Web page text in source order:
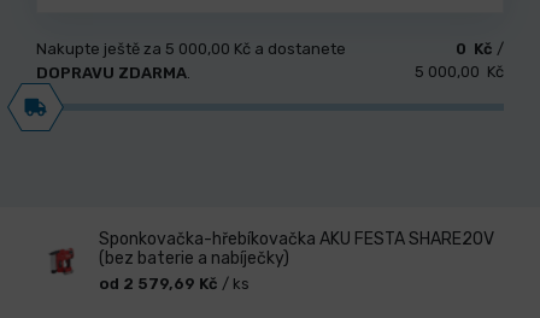
Nakupte ještě za 5 000,00 Kč a dostanete
DOPRAVU ZDARMA.
0 Kč /
5 000,00 Kč
Sponkovačka-hřebíkovačka AKU FESTA SHARE20V
(bez baterie a nabíječky)
od 2 579,69 Kč / ks